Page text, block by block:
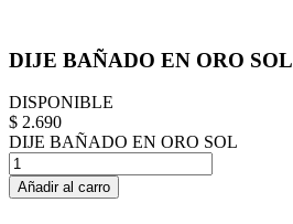
DIJE BAÑADO EN ORO SOL
DISPONIBLE
$ 2.690
DIJE BAÑADO EN ORO SOL
Añadir al carro